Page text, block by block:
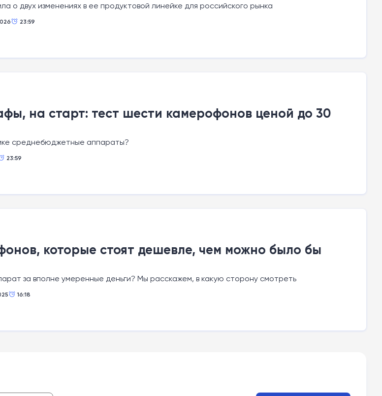
о двух изменениях в ее продуктовой линейке для российского рынка
23:59
на старт: тест шести камерофонов ценой до 30
среднебюджетные аппараты?
23:59
которые стоят дешевле, чем можно было бы
за вполне умеренные деньги? Мы расскажем, в какую сторону смотреть
16:18